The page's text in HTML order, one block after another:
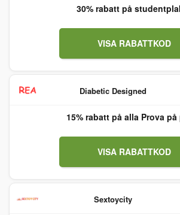
30% rabatt på
VISA RABATTKOD
Diabetic Designed
15% rabatt på alla Prova på
VISA RABATTKOD
Sextoycity